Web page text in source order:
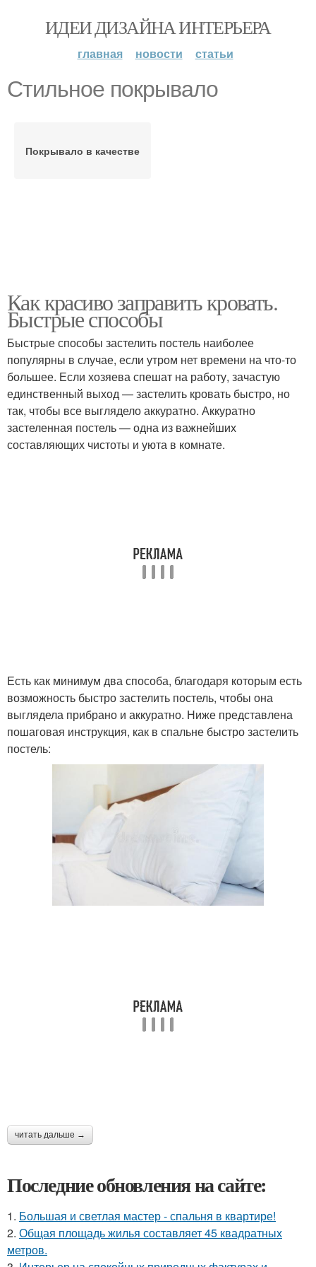
ИДЕИ ДИЗАЙНА ИНТЕРЬЕРА
главная новости статьи
Стильное покрывало
Покрывало в качестве
Как красиво заправить кровать.
Быстрые способы
Быстрые способы застелить постель наиболее
популярны в случае, если утром нет времени на что-то
большее. Если хозяева спешат на работу, зачастую
единственный выход — застелить кровать быстро, но
так, чтобы все выглядело аккуратно. Аккуратно
застеленная постель — одна из важнейших
составляющих чистоты и уюта в комнате.
Есть как минимум два способа, благодаря которым есть
возможность быстро застелить постель, чтобы она
выглядела прибрано и аккуратно. Ниже представлена
пошаговая инструкция, как в спальне быстро застелить
постель:
читать дальше →
Последние обновления на сайте:
1. Большая и светлая мастер - спальня в квартире!
2. Общая площадь жилья составляет 45 квадратных
метров.